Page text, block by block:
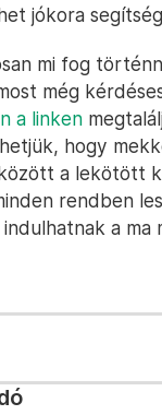
jókora
mi fog
még
a linken
hogy
a lekötött
rendben
a ma